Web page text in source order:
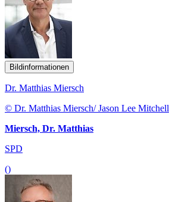
Bildinformationen
Dr. Matthias Miersch
© Dr. Matthias Miersch/ Jason Lee Mitchell
Miersch, Dr. Matthias
SPD
()